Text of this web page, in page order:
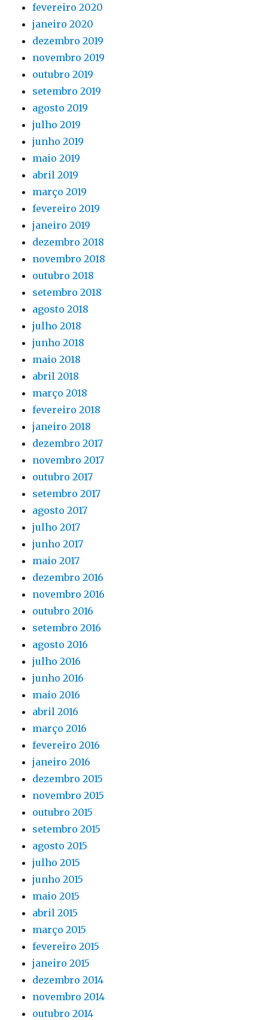
fevereiro 2020
janeiro 2020
dezembro 2019
novembro 2019
outubro 2019
setembro 2019
agosto 2019
julho 2019
junho 2019
maio 2019
abril 2019
março 2019
fevereiro 2019
janeiro 2019
dezembro 2018
novembro 2018
outubro 2018
setembro 2018
agosto 2018
julho 2018
junho 2018
maio 2018
abril 2018
março 2018
fevereiro 2018
janeiro 2018
dezembro 2017
novembro 2017
outubro 2017
setembro 2017
agosto 2017
julho 2017
junho 2017
maio 2017
dezembro 2016
novembro 2016
outubro 2016
setembro 2016
agosto 2016
julho 2016
junho 2016
maio 2016
abril 2016
março 2016
fevereiro 2016
janeiro 2016
dezembro 2015
novembro 2015
outubro 2015
setembro 2015
agosto 2015
julho 2015
junho 2015
maio 2015
abril 2015
março 2015
fevereiro 2015
janeiro 2015
dezembro 2014
novembro 2014
outubro 2014